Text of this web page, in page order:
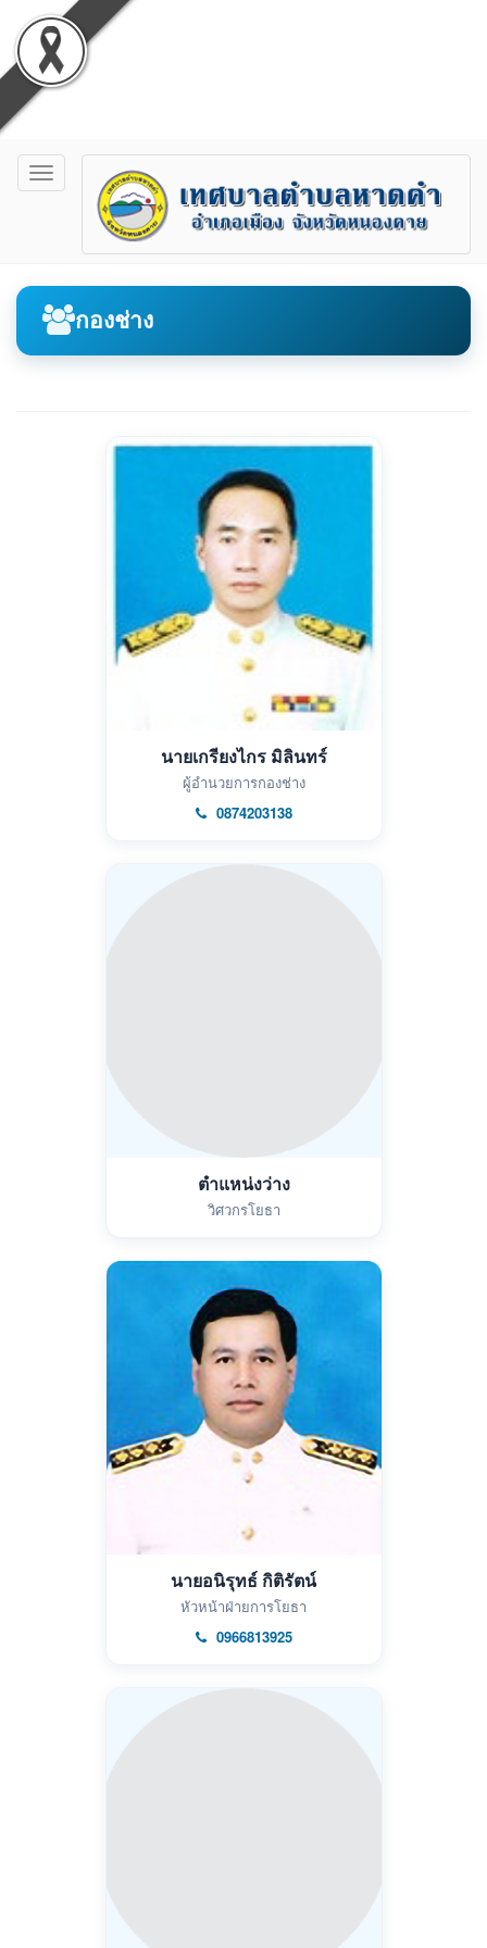
Toggle
navigation
กองช่าง
นายเกรียงไกร มิลินทร์
ผู้อำนวยการกองช่าง
0874203138
ตำแหน่งว่าง
วิศวกรโยธา
นายอนิรุทธ์ กิติรัตน์
หัวหน้าฝ่ายการโยธา
0966813925